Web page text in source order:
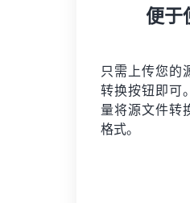
便于
只需上传您的
转换按钮即可
量将源文件转
格式。